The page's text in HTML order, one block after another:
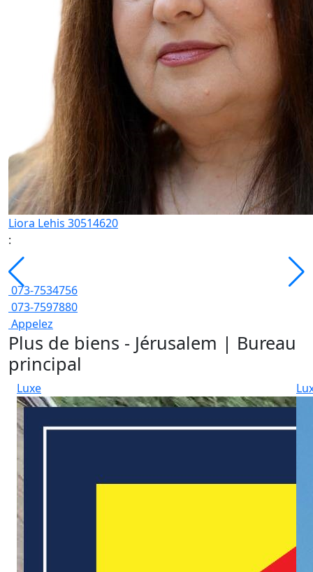
Liora Lehis 30514620
:
073-7534756
073-7597880
Appelez
Plus de biens - Jérusalem | Bureau
principal
Luxe